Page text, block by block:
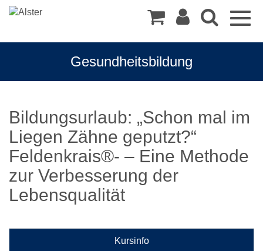
Gesundheitsbildung
Bildungsurlaub: „Schon mal im
Liegen Zähne geputzt?“
Feldenkrais®- – Eine Methode
zur Verbesserung der
Lebensqualität
Kursinfo